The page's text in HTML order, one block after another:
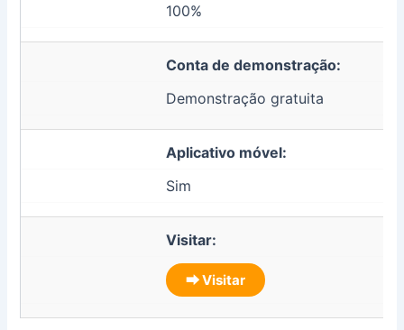
100%
Conta de demonstração:
Demonstração gratuita
Aplicativo móvel:
Sim
Visitar:
⮕ Visitar